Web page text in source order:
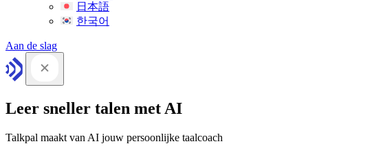
日本語
한국어
Aan de slag
Leer sneller talen met AI
Talkpal maakt van AI jouw persoonlijke taalcoach